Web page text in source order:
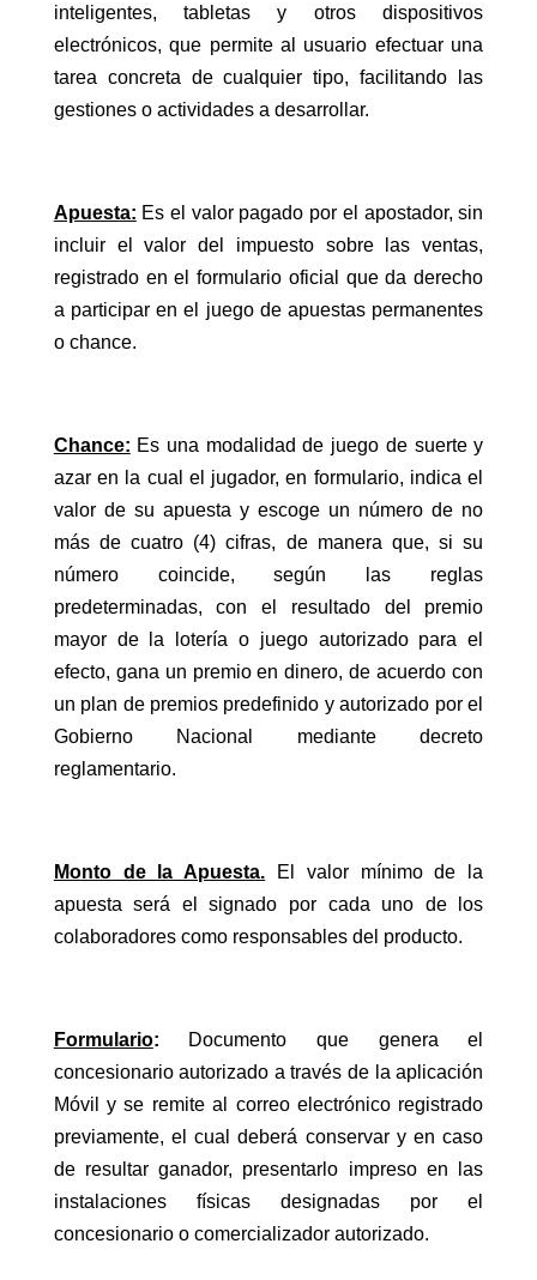
inteligentes, tabletas y otros dispositivos
electrónicos, que permite al usuario efectuar una
tarea concreta de cualquier tipo, facilitando las
gestiones o actividades a desarrollar.
Apuesta: Es el valor pagado por el apostador, sin
incluir el valor del impuesto sobre las ventas,
registrado en el formulario oficial que da derecho
a participar en el juego de apuestas permanentes
o chance.
Chance: Es una modalidad de juego de suerte y
azar en la cual el jugador, en formulario, indica el
valor de su apuesta y escoge un número de no
más de cuatro (4) cifras, de manera que, si su
número coincide, según las reglas
predeterminadas, con el resultado del premio
mayor de la lotería o juego autorizado para el
efecto, gana un premio en dinero, de acuerdo con
un plan de premios predefinido y autorizado por el
Gobierno Nacional mediante decreto
reglamentario.
Monto de la Apuesta. El valor mínimo de la
apuesta será el signado por cada uno de los
colaboradores como responsables del producto.
Formulario: Documento que genera el
concesionario autorizado a través de la aplicación
Móvil y se remite al correo electrónico registrado
previamente, el cual deberá conservar y en caso
de resultar ganador, presentarlo impreso en las
instalaciones físicas designadas por el
concesionario o comercializador autorizado.